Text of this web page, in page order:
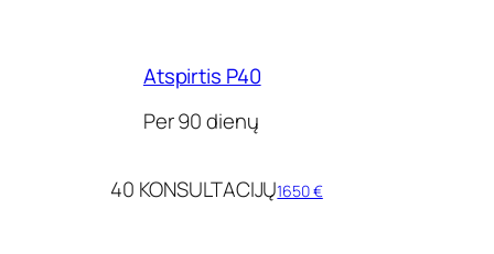
Atspirtis P40
Per 90 dienų
40 KONSULTACIJŲ1650 €